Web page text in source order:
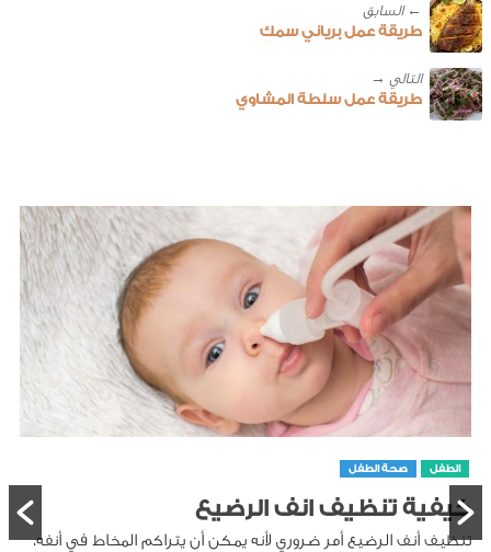
← ‎السابق
طريقة عمل برياني سمك
طريقة عمل سلطة المشاوي
الطفل صحة الطفل